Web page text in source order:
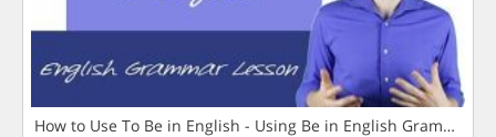
How to Use To Be in English - Using Be in English Grammar